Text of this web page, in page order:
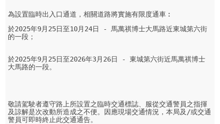
為設置臨時出入口通道，相關道路將實施有限度通車︰
於2025年9月25日至10月24日 - 馬萬祺博士大馬路近東城第六街
的一段；
於2025年9月25日至2026年3月26日 - 東城第六街近馬萬祺博士
大馬路的一段。
敬請駕駛者遵守路上所設置之臨時交通標誌、服從交通警員之指揮
及諒解是次改動所造成之不便。因應現場交通情況，本局及/或交通
警員可即時終止此交通通告。